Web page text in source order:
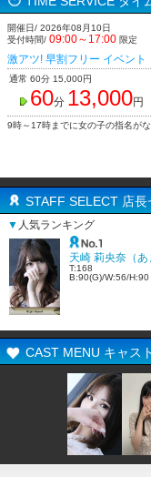
開催日/ 2026年08月10日
受付時間/ 09:00～17:00 限定
激アツ! 早割フリー イベント
通常 60分 15,000円
60分 13,000円
9時～17時までに女の子の指名がな
STAFF SELECT 店長
▼ 人気ランキング
天崎 莉央奈（あ
T:168
B:90(G)/W:56/H:90
CAST MENU キャス